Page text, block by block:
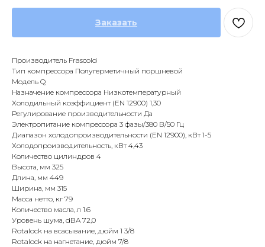
Заказать
Производитель Frascold
Тип компрессора Полугерметичный поршневой
Модель Q
Назначение компрессора Низкотемпературный
Холодильный коэффициент (EN 12900) 1,30
Регулирование производительности Да
Электропитание компрессора 3 фазы/380 В/50 Гц
Диапазон холодопроизводительности (EN 12900), кВт 1-5
Холодопроизводительность, кВт 4,43
Количество цилиндров 4
Высота, мм 325
Длина, мм 449
Ширина, мм 315
Масса нетто, кг 79
Количество масла, л 1.6
Уровень шума, dBA 72,0
Rotalock на всасывание, дюйм 1 3/8
Rotalock на нагнетание, дюйм 7/8